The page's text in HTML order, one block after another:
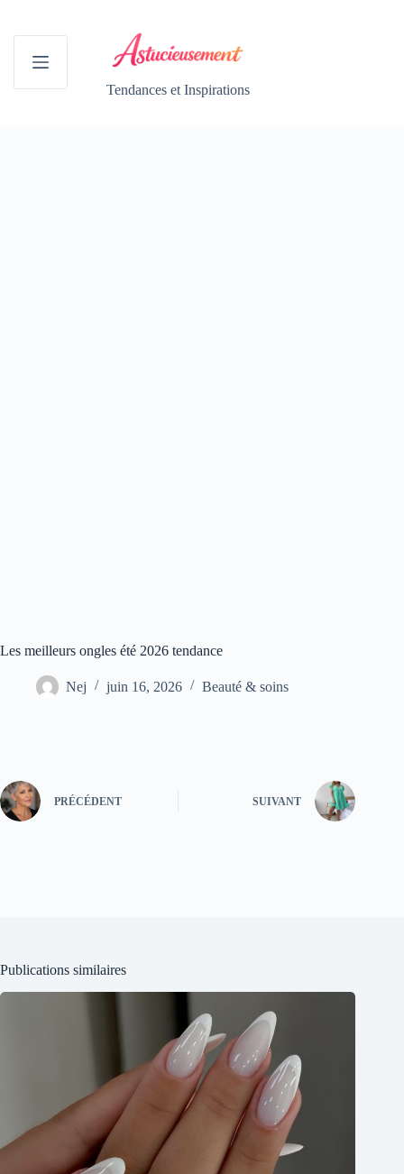
contenu
Tendances et Inspirations
Les meilleurs ongles été 2026 tendance
Nej juin 16, 2026 Beauté & soins
PRÉCÉDENT SUIVANT
Publications similaires